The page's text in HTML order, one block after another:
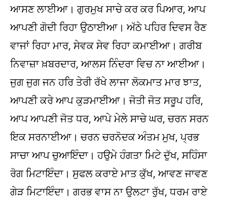
ਆਸਣ ਲਾਈਆ। ਗੁਰਮੁਖ ਸਾਚੇ ਕਰ ਕਰ ਪਿਆਰ, ਆਪ
ਆਪਣੀ ਗੋਦੀ ਰਿਹਾ ਉਠਾਈਆ। ਅੱਠੇ ਪਹਿਰ ਦਿਵਸ ਰੈਣ
ਵਾਜਾਂ ਰਿਹਾ ਮਾਰ, ਸੇਵਕ ਸੇਵ ਰਿਹਾ ਕਮਾਈਆ। ਗਰੀਬ
ਨਿਵਾਜ਼ਾ ਖ਼ਬਰਦਾਰ, ਆਲਸ ਨਿੰਦਰਾ ਵਿਚ ਨਾ ਆਈਆ।
ਜੁਗ ਜੁਗ ਜਨ ਹਰਿ ਤੇਰੀ ਰੱਖੇ ਲਾਜਾ ਲੋਕਮਾਤ ਮਾਰ ਝਾਤ,
ਆਪਣੀ ਕਰੇ ਆਪ ਕੁੜਮਾਈਆ। ਜੋਤੀ ਜੋਤ ਸਰੂਪ ਹਰਿ,
ਆਪ ਆਪਣੀ ਜੋਤ ਧਰ, ਆਪੇ ਮੇਲੇ ਸਾਚੇ ਘਰ, ਚਰਨ ਸਰਨ
ਇਕ ਸਰਨਾਈਆ। ਚਰਨ ਚਰਨੋਦਕ ਅੰਤਮ ਮੁਖ, ਪ੍ਰਭ
ਸਾਚਾ ਆਪ ਚੁਆਇੰਦਾ। ਹਉਮੇ ਹੰਗਤਾ ਮਿਟੇ ਦੁੱਖ, ਸਹਿੰਸਾ
ਰੋਗ ਮਿਟਾਇੰਦਾ। ਸੁਫਲ ਕਰਾਏ ਮਾਤ ਕੁੱਖ, ਆਵਣ ਜਾਵਣ
ਗੇੜ ਮਿਟਾਇੰਦਾ। ਗਰਭ ਵਾਸ ਨਾ ਉਲਟਾ ਰੁੱਖ, ਧਰਮ ਰਾਏ